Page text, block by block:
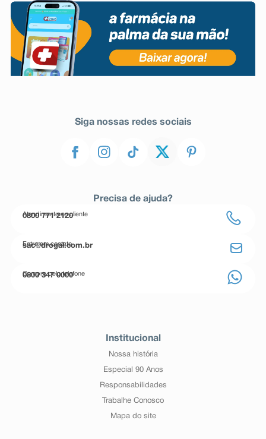
Siga nossas redes sociais
Precisa de ajuda?
Atendimento ao cliente
0800 771 2120
Entre em contato
sac@drogal.com.br
Compre pelo telefone
0800 347 0000
Institucional
Nossa história
Especial 90 Anos
Responsabilidades
Trabalhe Conosco
Mapa do site